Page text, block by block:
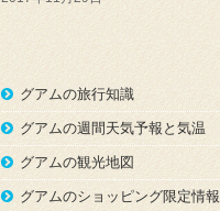
グアムの旅行知識
グアムの週間天気予報と気温
グアムの観光地図
グアムのショッピング限定情報